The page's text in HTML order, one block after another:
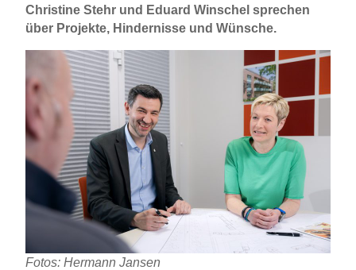
Christine Stehr und Eduard Winschel sprechen
über Projekte, Hindernisse und Wünsche.
Fotos: Hermann Jansen